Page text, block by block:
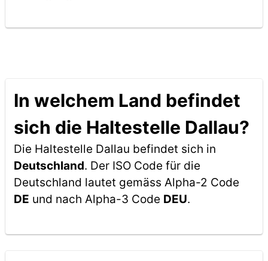
In welchem Land befindet
sich die Haltestelle Dallau?
Die Haltestelle Dallau befindet sich in
Deutschland. Der ISO Code für die
Deutschland lautet gemäss Alpha-2 Code
DE und nach Alpha-3 Code DEU.